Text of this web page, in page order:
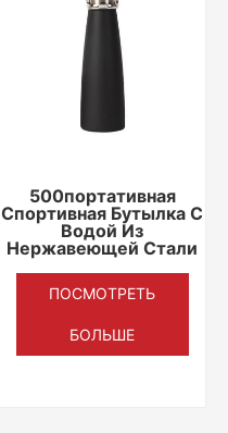
500портативная
Спортивная Бутылка С
Водой Из
Нержавеющей Стали
ПОСМОТРЕТЬ
БОЛЬШЕ